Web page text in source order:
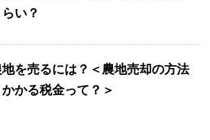
らい？
地を売るには？＜農地売却の方法
かかる税金って？＞